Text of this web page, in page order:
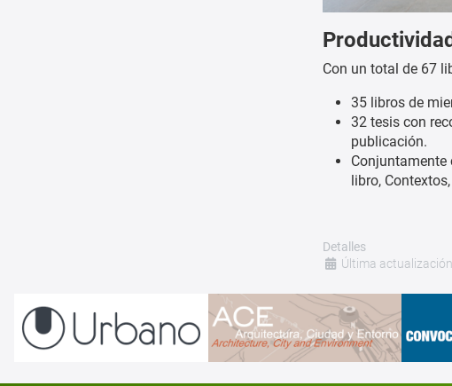
Con un total de 67
35 libros de
32 tesis con
publicación.
Conjuntamente
libro,
Detalles
Última